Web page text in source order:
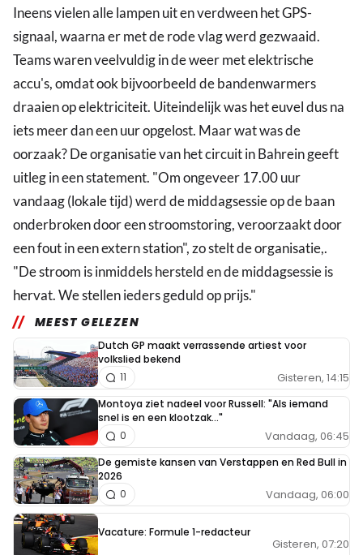
Ineens vielen alle lampen uit en verdween het GPS-
signaal, waarna er met de rode vlag werd gezwaaid.
Teams waren veelvuldig in de weer met elektrische
accu's, omdat ook bijvoorbeeld de bandenwarmers
draaien op elektriciteit. Uiteindelijk was het euvel dus na
iets meer dan een uur opgelost. Maar wat was de
oorzaak? De organisatie van het circuit in Bahrein geeft
uitleg in een statement. "Om ongeveer 17.00 uur
vandaag (lokale tijd) werd de middagsessie op de baan
onderbroken door een stroomstoring, veroorzaakt door
een fout in een extern station", zo stelt de organisatie,.
"De stroom is inmiddels hersteld en de middagsessie is
hervat. We stellen ieders geduld op prijs."
MEEST GELEZEN
Dutch GP maakt verrassende artiest voor
volkslied bekend
Gisteren, 14:15
11
Montoya ziet nadeel voor Russell: "Als iemand
snel is en een klootzak..."
Vandaag, 06:45
0
De gemiste kansen van Verstappen en Red Bull in
2026
Vandaag, 06:00
0
Vacature: Formule 1-redacteur
Gisteren, 07:20